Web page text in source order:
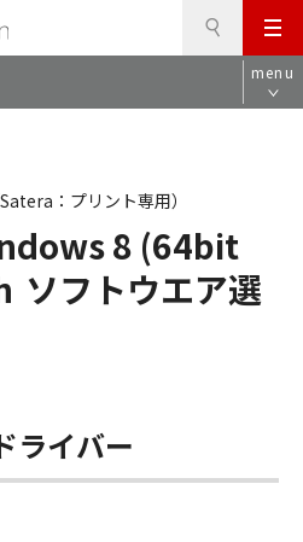
メ
ニ
ュ
menu
8 (64bit
ソフトウエア選
：プリント専用）
ライバー